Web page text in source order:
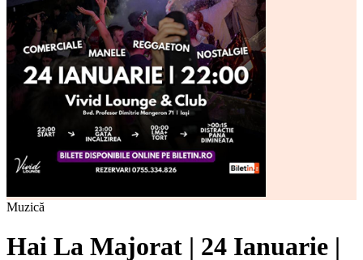
Muzică
Hai La Majorat | 24 Ianuarie |